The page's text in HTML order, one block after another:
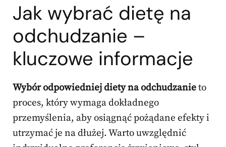
Jak wybrać dietę na
odchudzanie –
kluczowe informacje
Wybór odpowiedniej diety na odchudzanieto
proces, który wymaga dokładnego
przemyślenia, aby osiągnąć pożądane efekty i
utrzymać je na dłużej. Warto uwzględnić